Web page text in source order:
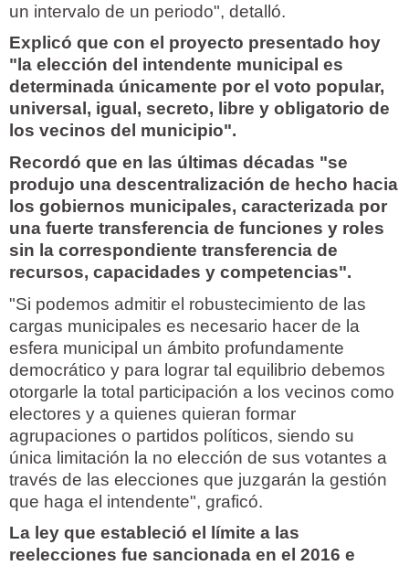
un intervalo de un periodo", detalló.
Explicó que con el proyecto presentado hoy
"la elección del intendente municipal es
determinada únicamente por el voto popular,
universal, igual, secreto, libre y obligatorio de
los vecinos del municipio".
Recordó que en las últimas décadas "se
produjo una descentralización de hecho hacia
los gobiernos municipales, caracterizada por
una fuerte transferencia de funciones y roles
sin la correspondiente transferencia de
recursos, capacidades y competencias".
"Si podemos admitir el robustecimiento de las
cargas municipales es necesario hacer de la
esfera municipal un ámbito profundamente
democrático y para lograr tal equilibrio debemos
otorgarle la total participación a los vecinos como
electores y a quienes quieran formar
agrupaciones o partidos políticos, siendo su
única limitación la no elección de sus votantes a
través de las elecciones que juzgarán la gestión
que haga el intendente", graficó.
La ley que estableció el límite a las
reelecciones fue sancionada en el 2016 e